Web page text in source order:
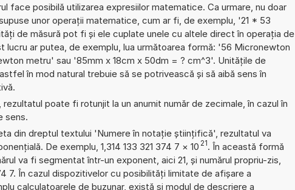
face posibilă utilizarea expresiilor matematice. Ca urmare, nu doar
unor operații matematice, cum ar fi, de exemplu, '21 * 53
de măsură pot fi și ele cuplate unele cu altele direct în operația de
lucru ar putea, de exemplu, lua următoarea formă: '56 Micronewton
metru' sau '85mm x 18cm x 50dm = ? cm^3'. Unitățile de
în mod natural trebuie să se potrivească și să aibă sens în
poate fi rotunjit la un anumit număr de zecimale, în cazul în
sens.
din dreptul textului 'Numere în notație științifică', rezultatul va
De exemplu, 1,314 133 321 374 7 × 10 21. În această formă
va fi segmentat într-un exponent, aici 21, și numărul propriu-zis,
7. În cazul dispozitivelor cu posibilități limitate de afișare a
calculatoarele de buzunar, există și modul de descriere a